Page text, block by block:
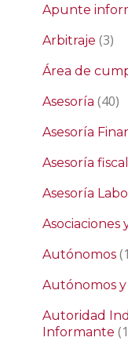
Apunte
Arbitraje (3)
Área de
Asesoría (40)
Asesoría
Asesoría fiscal
Asesoría
Asociaciones
Autónomos
Autónomos y
Autoridad
Informante